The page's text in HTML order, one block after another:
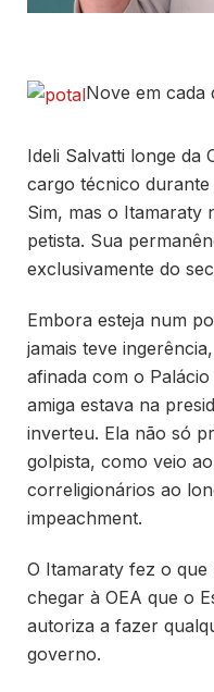
Nove em cada
Ideli Salvatti longe da
cargo técnico
Sim, mas o Itamaraty
petista. Sua
exclusivamente do
Embora esteja num
jamais teve
afinada com o
amiga estava na
inverteu. Ela não só
golpista, como veio
correligionários ao
impeachment.
O Itamaraty fez o
chegar à OEA que o
autoriza a fazer
governo.